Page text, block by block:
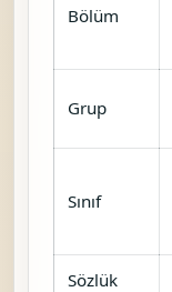
Bölüm
Grup
Sınıf
Sözlük